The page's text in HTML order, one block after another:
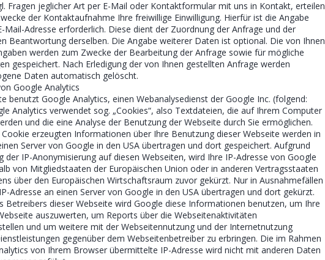
Fragen jeglicher Art per E-Mail oder Kontaktformular mit uns in Kontakt, erteilen
der Kontaktaufnahme Ihre freiwillige Einwilligung. Hierfür ist die Angabe
Mail-Adresse erforderlich. Diese dient der Zuordnung der Anfrage und der
Beantwortung derselben. Die Angabe weiterer Daten ist optional. Die von Ihnen
werden zum Zwecke der Bearbeitung der Anfrage sowie für mögliche
gespeichert. Nach Erledigung der von Ihnen gestellten Anfrage werden
Daten automatisch gelöscht.
Google Analytics
benutzt Google Analytics, einen Webanalysedienst der Google Inc. (folgend:
Analytics verwendet sog. „Cookies“, also Textdateien, die auf Ihrem Computer
und die eine Analyse der Benutzung der Webseite durch Sie ermöglichen.
erzeugten Informationen über Ihre Benutzung dieser Webseite werden in
Server von Google in den USA übertragen und dort gespeichert. Aufgrund
der IP-Anonymisierung auf diesen Webseiten, wird Ihre IP-Adresse von Google
von Mitgliedstaaten der Europäischen Union oder in anderen Vertragsstaaten
über den Europäischen Wirtschaftsraum zuvor gekürzt. Nur in Ausnahmefällen
Adresse an einen Server von Google in den USA übertragen und dort gekürzt.
Betreibers dieser Webseite wird Google diese Informationen benutzen, um Ihre
auszuwerten, um Reports über die Webseitenaktivitäten
und um weitere mit der Webseitennutzung und der Internetnutzung
gegenüber dem Webseitenbetreiber zu erbringen. Die im Rahmen
von Ihrem Browser übermittelte IP-Adresse wird nicht mit anderen Daten